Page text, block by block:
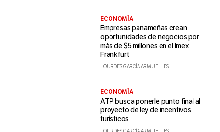
ECONOMÍA
Empresas panameñas crean
oportunidades de negocios por
más de $5 millones en el Imex
Frankfurt
LOURDES GARCÍA ARMUELLES
ECONOMÍA
ATP busca ponerle punto final al
proyecto de ley de incentivos
turísticos